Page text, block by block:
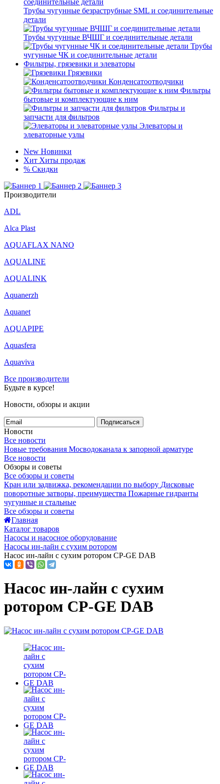
Трубы чугунные безраструбные SML и соединительные
детали
Трубы чугунные ВЧШГ и соединительные детали
Трубы
чугунные ЧК и соединительные детали
Фильтры, грязевики и элеваторы
Грязевики
Конденсатоотводчики
Фильтры
бытовые и комплектующие к ним
Фильтры и
запчасти для фильтров
Элеваторы и
элеваторные узлы
New Новинки
Хит Хиты продаж
% Скидки
Производители
ADL
Alca Plast
AQUAFLAX NANO
AQUALINE
AQUALINK
Aquanerzh
Aquanet
AQUAPIPE
Aquasfera
Aquaviva
Все производители
Будьте в курсе!
Новости, обзоры и акции
Подписаться
Новости
Все новости
Новые требования Мосводоканала к запорной арматуре
Все новости
Обзоры и советы
Все обзоры и советы
Кран или задвижка, рекомендации по выбору Дисковые
поворотные затворы, преимущества Пожарные гидранты
чугунные и стальные
Все обзоры и советы
Главная
Каталог товаров
Насосы и насосное оборудование
Насосы ин-лайн с сухим ротором
Насос ин-лайн с сухим ротором CP-GE DAB
Насос ин-лайн с сухим
ротором CP-GE DAB